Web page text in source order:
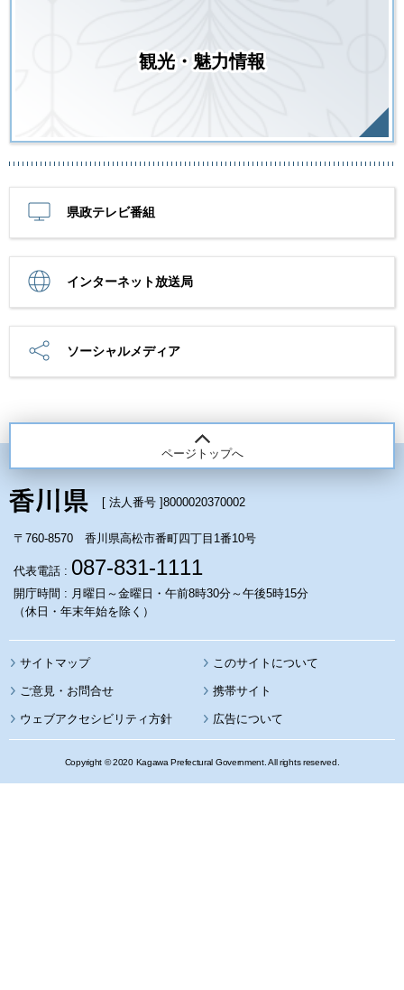
観光・魅力情報
県政テレビ番組
インターネット放送局
ソーシャルメディア
ページトップへ
[ 法人番号 ]8000020370002
〒760-8570 香川県高松市番町四丁目1番10号
代表電話 : 087-831-1111
開庁時間 : 月曜日～金曜日・午前8時30分～午後5時15分
（休日・年末年始を除く）
サイトマップ このサイトについて
携帯サイト
ウェブアクセシビリティ方針 広告について
Copyright © 2020 Kagawa Prefectural Government. All rights reserved.